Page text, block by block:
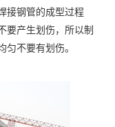
接钢管的成型过程
要产生划伤，所以制
匀不要有划伤。